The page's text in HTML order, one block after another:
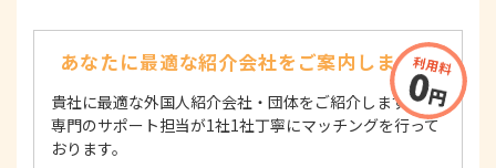
あなたに最適な紹介会社をご案内します！
貴社に最適な外国人紹介会社・団体をご紹介します！
専門のサポート担当が1社1社丁寧にマッチングを行って
おります。